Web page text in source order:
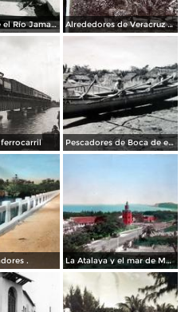
Puente sobre el Río Jamapa Alrededores de Veracruz Boca del Rio por el Fotógrafo Abel Briquet..
ferrocarril Pescadores de Boca de el Rio..
. La Atalaya y el mar de Mocambo